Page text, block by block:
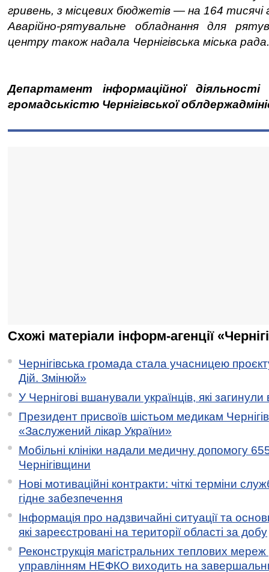
гривень, з місцевих бюджетів — на 164 тисячі
Аварійно-рятувальне обладнання для
центру також надала Чернігівська міська рада.
Департамент інформаційної
громадськістю Чернігівської
Схожі матеріали інформ-агенції
Чернігівська громада стала учасницею
Дій. Змінюй»
У Чернігові вшанували українців, які загинули
Президент присвоїв шістьом медикам
«Заслужений лікар України»
Мобільні клініки надали медичну допомогу
Чернігівщини
Нові мотиваційні контракти: чіткі терміни
гідне забезпечення
Інформація про надзвичайні ситуації та
які зареєстровані на території області за добу
Реконструкція магістральних теплових мереж
управлінням НЕФКО виходить на